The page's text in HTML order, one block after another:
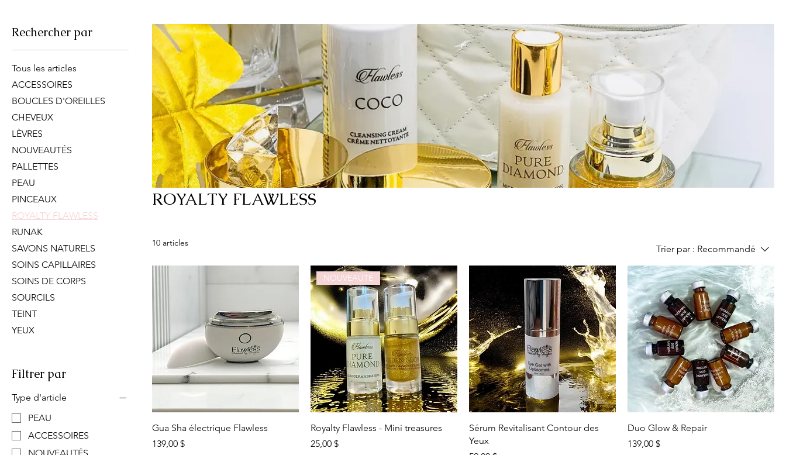
Rechercher par
Tous les articles
ACCESSOIRES
BOUCLES D'OREILLES
CHEVEUX
LÈVRES
NOUVEAUTÉS
PALLETTES
PEAU
PINCEAUX
ROYALTY FLAWLESS
RUNAK
SAVONS NATURELS
SOINS CAPILLAIRES
SOINS DE CORPS
SOURCILS
TEINT
YEUX
Filtrer par
Type d'article
PEAU
ACCESSOIRES
ROYALTY FLAWLESS
10 articles
Trier par : Recommandé
Gua Sha électrique Flawless
Prix
139,00 $
NOUVEAUTÉ
Royalty Flawless - Mini treasures
Prix
25,00 $
Sérum Revitalisant Contour des
Yeux
Duo Glow & Repair
Prix
139,00 $